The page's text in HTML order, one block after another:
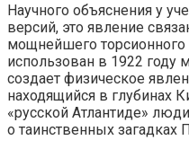
Научного объяснения у
версий, это явление
мощнейшего
использован в 1922 году
создает физическое
находящийся в глубинах
«русской Атлантиде»
о таинственных загадках